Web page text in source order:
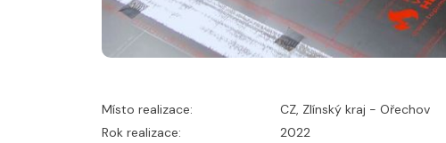
Místo realizace:
CZ, Zlínský kraj - Ořechov
Rok realizace:
2022